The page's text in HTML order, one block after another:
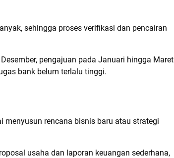
sehingga proses verifikasi dan pencairan
pengajuan pada Januari hingga Maret
bank belum terlalu tinggi.
rencana bisnis baru atau strategi
usaha dan laporan keuangan sederhana,